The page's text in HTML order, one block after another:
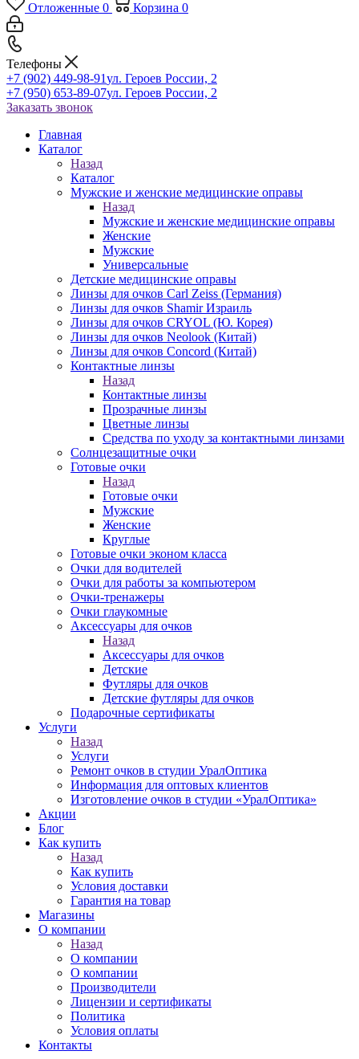
Отложенные 0 Корзина 0
Телефоны
+7 (902) 449-98-91ул. Героев России, 2
+7 (950) 653-89-07ул. Героев России, 2
Заказать звонок
Главная
Каталог
Назад
Каталог
Мужские и женские медицинские оправы
Назад
Мужские и женские медицинские оправы
Женские
Мужские
Универсальные
Детские медицинские оправы
Линзы для очков Carl Zeiss (Германия)
Линзы для очков Shamir Израиль
Линзы для очков CRYOL (Ю. Корея)
Линзы для очков Neolook (Китай)
Линзы для очков Concord (Китай)
Контактные линзы
Назад
Контактные линзы
Прозрачные линзы
Цветные линзы
Средства по уходу за контактными линзами
Солнцезащитные очки
Готовые очки
Назад
Готовые очки
Мужские
Женские
Круглые
Готовые очки эконом класса
Очки для водителей
Очки для работы за компьютером
Очки-тренажеры
Очки глаукомные
Аксессуары для очков
Назад
Аксессуары для очков
Детские
Футляры для очков
Детские футляры для очков
Подарочные сертификаты
Услуги
Назад
Услуги
Ремонт очков в студии УралОптика
Информация для оптовых клиентов
Изготовление очков в студии «УралОптика»
Акции
Блог
Как купить
Назад
Как купить
Условия доставки
Гарантия на товар
Магазины
О компании
Назад
О компании
О компании
Производители
Лицензии и сертификаты
Политика
Условия оплаты
Контакты